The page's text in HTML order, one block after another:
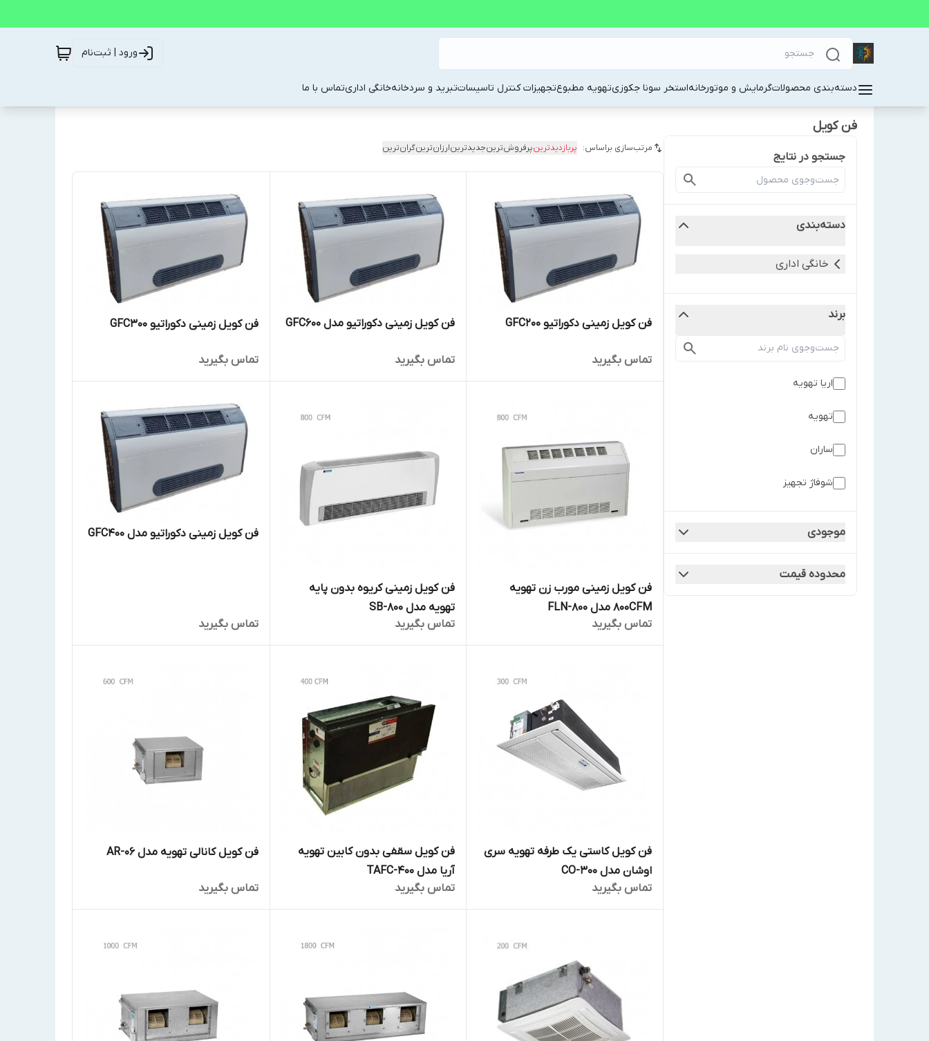
ورود | ثبت‌نام
دسته‌بندی محصولاتگرمایش و موتورخانهاستخر سونا جکوزیتهویه مطبوعتجهیزات کنترل تاسیساتتبرید و سردخانهخانگی اداریتماس با ما
فن کویل
جستجو در نتایج
دسته‌بندی
خانگی اداری
برند
اریا تهویه
تهویه
ساران
شوفاژ تجهیز
موجودی
محدوده قیمت
مرتب‌سازی براساس: پربازدیدترینپرفروش‌ترینجدیدترینارزان‌ترینگران‌ترین
فن کویل زمینی دکوراتیو GFC200
تماس بگیرید
فن کویل زمینی دکوراتیو مدل GFC600
تماس بگیرید
فن کویل زمینی دکوراتیو GFC300
تماس بگیرید
فن کویل زمینی مورب زن تهویه
800CFM مدل FLN-800
تماس بگیرید
فن کویل زمینی کریوه بدون پایه
تهویه مدل SB-800
تماس بگیرید
فن کویل زمینی دکوراتیو مدل GFC400
تماس بگیرید
فن کویل کاستی یک طرفه تهویه سری
اوشان مدل CO-300
تماس بگیرید
فن کویل سقفی بدون کابین تهویه
آریا مدل TAFC-400
تماس بگیرید
فن کویل کانالی تهویه مدل AR-06
تماس بگیرید